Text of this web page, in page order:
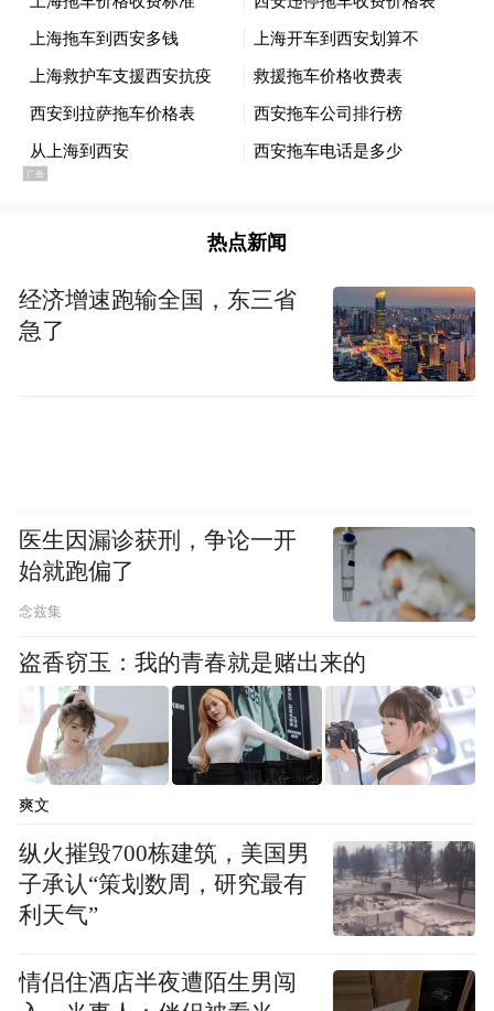
热点新闻
经济增速跑输全国，东三省
急了
医生因漏诊获刑，争论一开
始就跑偏了
念兹集
盗香窃玉：我的青春就是赌出来的
爽文
纵火摧毁700栋建筑，美国男
子承认“策划数周，研究最有
利天气”
情侣住酒店半夜遭陌生男闯